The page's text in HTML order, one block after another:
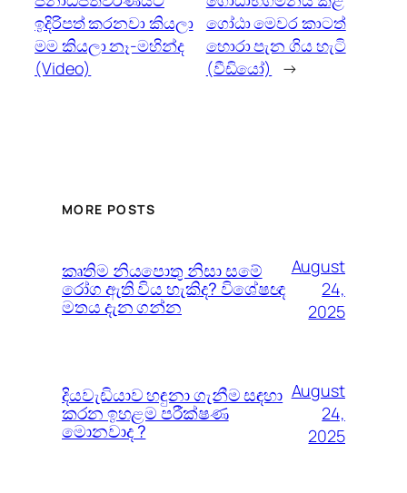
ඉදිරිපත් කරනවා කියලා
මම කියලා නෑ-මහින්ද
(Video)
ගෝඨා මෙවර කාටත්
හොරා පැන ගිය හැටි
(වීඩියෝ)
→
MORE POSTS
කෘතිම නියපොතු නිසා සමේ
රෝග ඇති විය හැකිද? විශේෂඥ
මතය දැන ගන්න
August
24,
2025
දියවැඩියාව හඳුනා ගැනීම සඳහා
කරන ඉහළම පරීක්ෂණ
මොනවාද ?
August
24,
2025